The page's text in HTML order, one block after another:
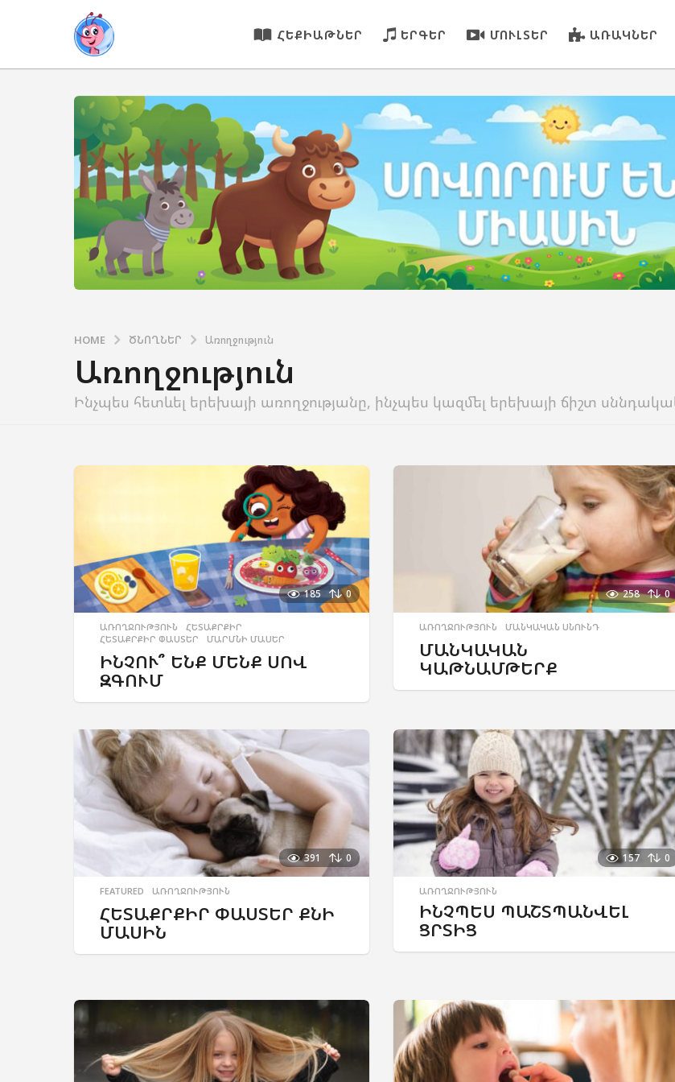
ՀԵՔԻԱԹՆԵՐ ԵՐԳԵՐ ՄՈՒԼՏԵՐ ԱՌԱԿՆԵՐ
HOME ԾՆՈՂՆԵՐ Առողջություն
Առողջություն
Ինչպես հետևել երեխայի առողջությանը, ինչպես կազմել երեխայի ճիշտ
185 0
ԱՌՈՂՋՈՒԹՅՈՒՆ ,ՀԵՏԱՔՐՔԻՐ
ՀԵՏԱՔՐՔԻՐ ՓԱՍՏԵՐ
,ՄԱՐՄՆԻ ՄԱՍԵՐ
ԻՆՉՈՒ՞ ԵՆՔ ՄԵՆՔ ՍՈՎ
ԶԳՈՒՄ
258 0
ԱՌՈՂՋՈՒԹՅՈՒՆ ,ՄԱՆԿԱԿԱՆ ՍՆՈՒՆԴ
ՄԱՆԿԱԿԱՆ
ԿԱԹՆԱՄԹԵՐՔ
391 0
FEATURED ,ԱՌՈՂՋՈՒԹՅՈՒՆ
ՀԵՏԱՔՐՔԻՐ ՓԱՍՏԵՐ ՔՆԻ
ՄԱՍԻՆ
157 0
ԱՌՈՂՋՈՒԹՅՈՒՆ
ԻՆՉՊԵՍ ՊԱՇՏՊԱՆՎԵԼ
ՑՐՏԻՑ